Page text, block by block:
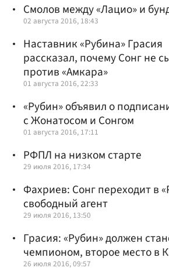
Смолов между «Лацио» и
02 августа 2016, 18:43
Наставник «Рубина» Грасия
рассказал, почему Сонг не
против «Амкара»
01 августа 2016, 22:33
«Рубин» объявил о
с Жонатосом и Сонгом
01 августа 2016, 17:11
РФПЛ на низком старте
29 июля 2016, 17:34
Фахриев: Сонг переходит в
свободный агент
29 июля 2016, 13:50
Грасия: «Рубин» должен
чемпионом, второе место в
26 июля 2016, 09:57